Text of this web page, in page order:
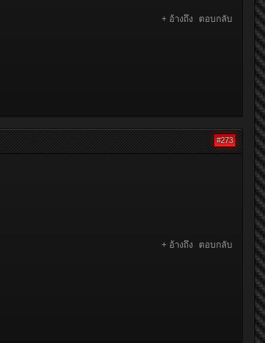
+ อ้างถึง ตอบกลับ
#273
+ อ้างถึง ตอบกลับ